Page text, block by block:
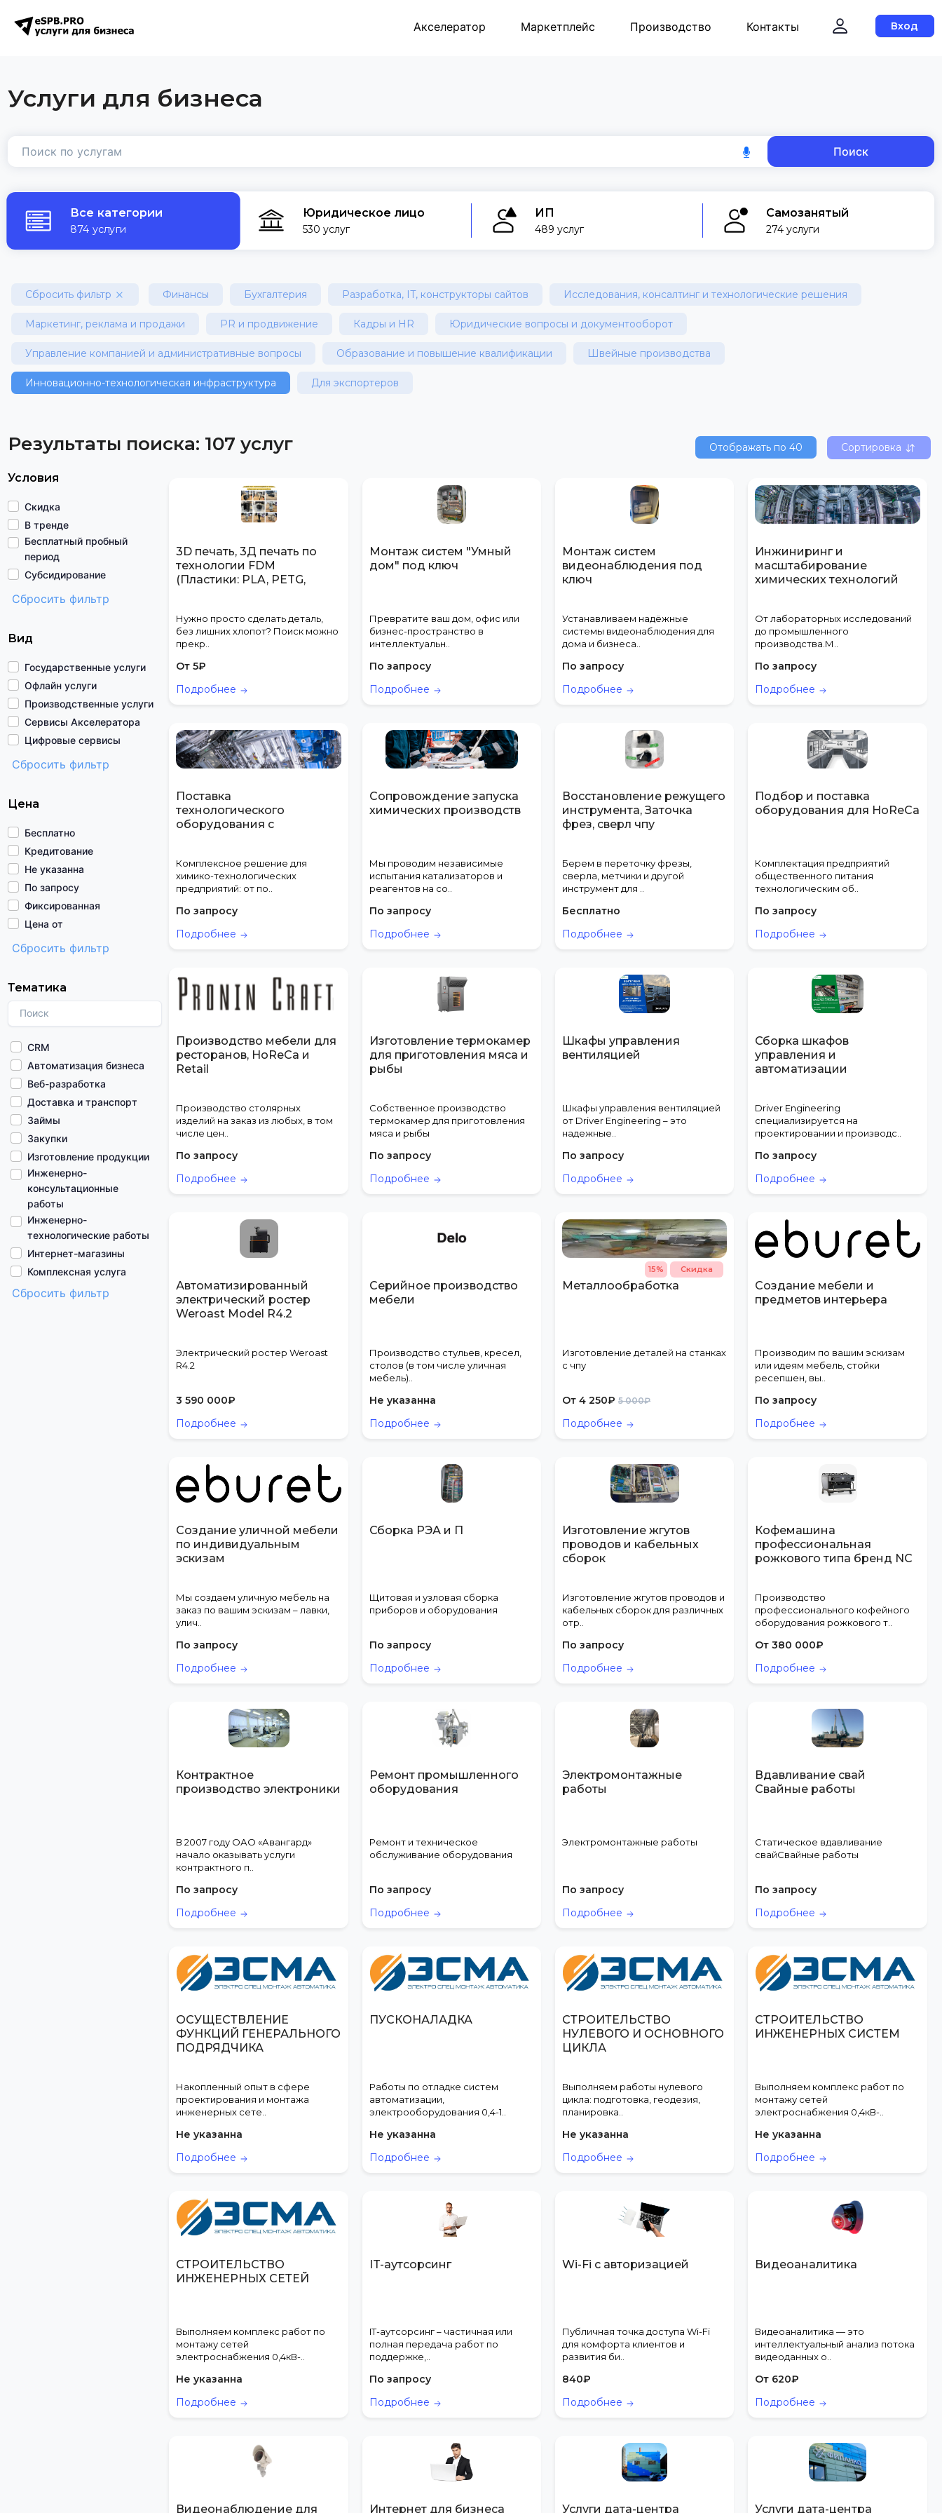
Акселератор Маркетплейс Производство Контакты Вход
Услуги для бизнеса
Поиск
Все категории
874 услуги
Юридическое лицо
530 услуг
ИП
489 услуг
Самозанятый
274 услуги
Сбросить фильтр Финансы Бухгалтерия Разработка, IT, конструкторы сайтов Исследования, консалтинг и технологические решения
Маркетинг, реклама и продажи PR и продвижение Кадры и HR Юридические вопросы и документооборот
Управление компанией и административные вопросы Образование и повышение квалификации Швейные производства
Инновационно-технологическая инфраструктура Для экспортеров
Результаты поиска: 107 услуг Отображать по 40 Сортировка
Условия
Скидка
В тренде
Бесплатный пробный
период
Субсидирование
Сбросить фильтр
Вид
Государственные услуги
Офлайн услуги
Производственные услуги
Сервисы Акселератора
Цифровые сервисы
Сбросить фильтр
Цена
Бесплатно
Кредитование
Не указанна
По запросу
Фиксированная
Цена от
Сбросить фильтр
Тематика
CRM
Автоматизация бизнеса
Веб-разработка
Доставка и транспорт
Займы
Закупки
Изготовление продукции
Инженерно-
консультационные
работы
Инженерно-
технологические работы
Интернет-магазины
Комплексная услуга
Консалтинг
Сбросить фильтр
3D печать, 3Д печать по
технологии FDM
(Пластики: PLA, PETG,
Нужно просто сделать деталь,
без лишних хлопот? Поиск можно
прекр..
От5₽
Подробнее
Монтаж систем "Умный
дом" под ключ
Превратите ваш дом, офис или
бизнес-пространство в
интеллектуальн..
По запросу
Подробнее
Монтаж систем
видеонаблюдения под
ключ
Устанавливаем надёжные
системы видеонаблюдения для
дома и бизнеса..
По запросу
Подробнее
Инжиниринг и
масштабирование
химических технологий
От лабораторных исследований
до промышленного
производства.М..
По запросу
Подробнее
Поставка
технологического
оборудования с
Комплексное решение для
химико-технологических
предприятий: от по..
По запросу
Подробнее
Сопровождение запуска
химических производств
Мы проводим независимые
испытания катализаторов и
реагентов на со..
По запросу
Подробнее
Восстановление режущего
инструмента, Заточка
фрез, сверл чпу
Берем в переточку фрезы,
сверла, метчики и другой
инструмент для ..
Бесплатно
Подробнее
Подбор и поставка
оборудования для HoReCa
Комплектация предприятий
общественного питания
технологическим об..
По запросу
Подробнее
Производство мебели для
ресторанов, HoReCa и
Retail
Производство столярных
изделий на заказ из любых, в том
числе цен..
По запросу
Подробнее
Изготовление термокамер
для приготовления мяса и
рыбы
Собственное производство
термокамер для приготовления
мяса и рыбы
По запросу
Подробнее
Шкафы управления
вентиляцией
Шкафы управления вентиляцией
от Driver Engineering – это
надежные..
По запросу
Подробнее
Сборка шкафов
управления и
автоматизации
Driver Engineering
специализируется на
проектировании и производс..
По запросу
Подробнее
Автоматизированный
электрический ростер
Weroast Model R4.2
Электрический ростер Weroast
R4.2
3 590 000₽
Подробнее
Серийное производство
мебели
Производство стульев, кресел,
столов (в том числе уличная
мебель)..
Не указанна
Подробнее
Скидка
15%
Металлообработка
Изготовление деталей на станках
с чпу
От4 250₽5 000₽
Подробнее
Создание мебели и
предметов интерьера
Производим по вашим эскизам
или идеям мебель, стойки
ресепшен, вы..
По запросу
Подробнее
Создание уличной мебели
по индивидуальным
эскизам
Мы создаем уличную мебель на
заказ по вашим эскизам – лавки,
улич..
По запросу
Подробнее
Сборка РЭА и П
Щитовая и узловая сборка
приборов и оборудования
По запросу
Подробнее
Изготовление жгутов
проводов и кабельных
сборок
Изготовление жгутов проводов и
кабельных сборок для различных
отр..
По запросу
Подробнее
Кофемашина
профессиональная
рожкового типа бренд NC
Производство
профессионального кофейного
оборудования рожкового т..
От380 000₽
Подробнее
Контрактное
производство электроники
В 2007 году ОАО «Авангард»
начало оказывать услуги
контрактного п..
По запросу
Подробнее
Ремонт промышленного
оборудования
Ремонт и техническое
обслуживание оборудования
По запросу
Подробнее
Электромонтажные
работы
Электромонтажные работы
По запросу
Подробнее
Вдавливание свай
Свайные работы
Статическое вдавливание
свайСвайные работы
По запросу
Подробнее
ОСУЩЕСТВЛЕНИЕ
ФУНКЦИЙ ГЕНЕРАЛЬНОГО
ПОДРЯДЧИКА
Накопленный опыт в сфере
проектирования и монтажа
инженерных сете..
Не указанна
Подробнее
ПУСКОНАЛАДКА
Работы по отладке систем
автоматизации,
электрооборудования 0,4-1..
Не указанна
Подробнее
СТРОИТЕЛЬСТВО
НУЛЕВОГО И ОСНОВНОГО
ЦИКЛА
Выполняем работы нулевого
цикла: подготовка, геодезия,
планировка..
Не указанна
Подробнее
СТРОИТЕЛЬСТВО
ИНЖЕНЕРНЫХ СИСТЕМ
Выполняем комплекс работ по
монтажу сетей
электроснабжения 0,4кВ-..
Не указанна
Подробнее
СТРОИТЕЛЬСТВО
ИНЖЕНЕРНЫХ СЕТЕЙ
Выполняем комплекс работ по
монтажу сетей
электроснабжения 0,4кВ-..
Не указанна
Подробнее
IT-аутсорсинг
IT-аутсорсинг – частичная или
полная передача работ по
поддержке,..
По запросу
Подробнее
Wi-Fi с авторизацией
Публичная точка доступа Wi-Fi
для комфорта клиентов и
развития би..
840₽
Подробнее
Видеоаналитика
Видеоаналитика — это
интеллектуальный анализ потока
видеоданных о..
От 620₽
Подробнее
Видеонаблюдение для Интернет для бизнеса Услуги дата-центра Услуги дата-центра